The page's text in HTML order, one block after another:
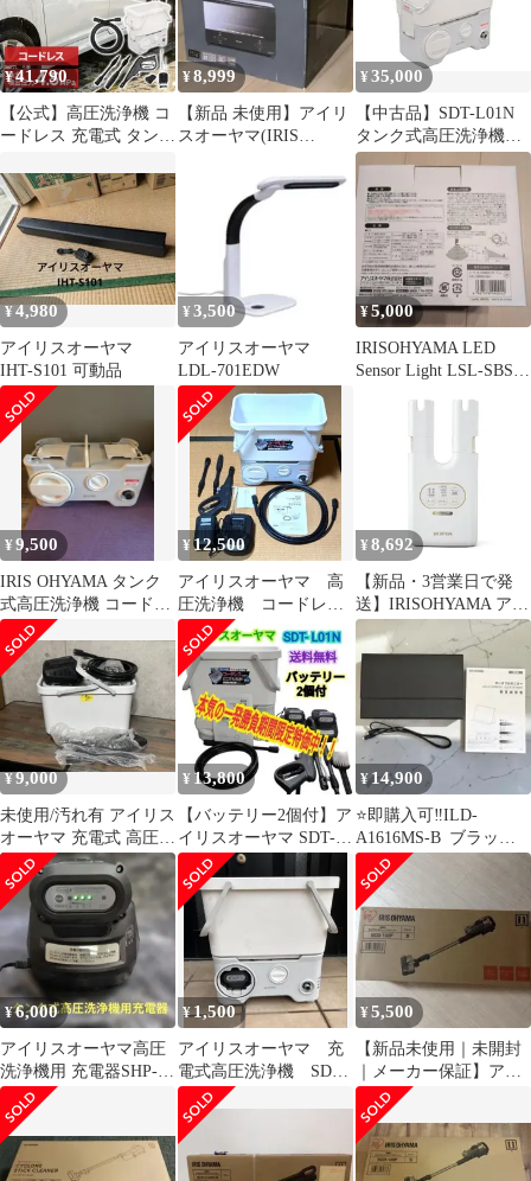
圧洗浄機 バッテリー用
60-80420-272
¥41,790
【公式】高圧洗浄機 コ
ードレス 充電式 タンク
圧 クリーナー 高圧 洗
車 油汚れ 黒ずみ 床掃
除掃除 水垢 外壁 大掃
除 SDT-L01N 安心延長
保証対象
¥8,999
【新品 未使用】アイリ
スオーヤマ(IRIS
¥35,000
【中古品】SDT-L01N
タンク式高圧洗浄機コ
ードレスタイプ
¥4,980
アイリスオーヤマ
IHT-S101 可動品
¥ 3,500
アイリスオーヤマ
LDL-701EDW
¥5,000
IRISOHYAMA LED
Sensor Light LSL-SBSN-
¥9,500
IRIS OHYAMA タンク
式高圧洗浄機 コードレ
ス SDT-L01N
¥12,500
アイリスオーヤマ 高
圧洗浄機 コードレス
タイプ SDT-L01N
本体
¥ 8,692
【新品・3営業日で発
送】IRISOHYAMA アイ
リスオーヤマ SD-C2-W
¥9,000
未使用/汚れ有 アイリス
オーヤマ 充電式 高圧洗
浄機 タンク式 SDT-
L01N
¥ 13,800
【バッテリー2個付】ア
イリスオーヤマ SDT-
L01N 高圧洗浄機 コー
ドレス
¥14,900
⭐️即購入可‼️ILD-
A1616MS-B ブラッ
ク アイリスオーヤマ
箱無し
¥6,000
アイリスオーヤマ高圧
洗浄機用 充電器SHP-
C4006&バッテリー
L3620
¥1,500
アイリスオーヤマ 充
電式高圧洗浄機 SDT-
L01N 充電器・洗剤フ
ォーム付き
¥5,500
【新品未使用｜未開封
｜メーカー保証】アイ
リスオーヤマ SCD-
130P